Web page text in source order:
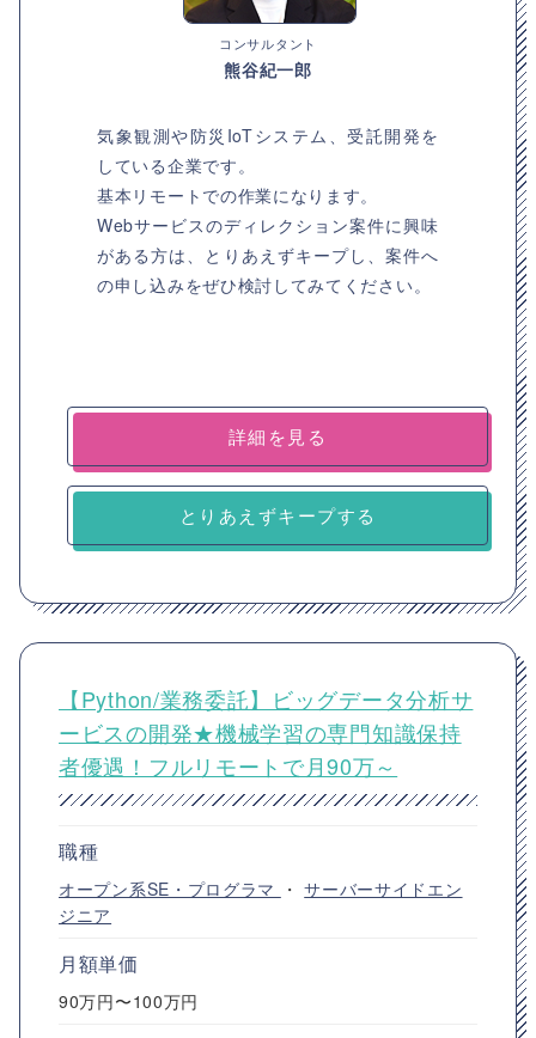
コンサルタント
熊谷紀一郎
気象観測や防災IoTシステム、受託開発を
している企業です。
基本リモートでの作業になります。
Webサービスのディレクション案件に興味
がある方は、とりあえずキープし、案件へ
の申し込みをぜひ検討してみてください。
詳細を見る
とりあえずキープする
【Python/業務委託】ビッグデータ分析サ
ービスの開発★機械学習の専門知識保持
者優遇！フルリモートで月90万～
職種
オープン系SE・プログラマ ・サーバーサイドエン
ジニア
月額単価
90万円〜100万円